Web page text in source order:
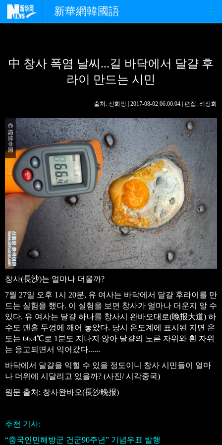
新華網韓國語
경제 사회 포토
핫 TV
생생 중국어
中 창사 폭염 날씨...길 바닥에서 달걀 후
라이 만드는 시민
출처: 신화망 | 2017-08-02 06:00:04 | 편집: 리상화
창사(長沙)는 얼마나 더울까?
7월 27일 오후 1시 20분, 유 여사는 바닥에서 달걀 후라이를 만
드는 실험을 했다. 이 실험을 보면 창사가 얼마나 더운지 알 수
있다. 유 여사는 달걀 하나를 창사시 완바오대로(晚报大道) 하
수도 맨홀 두껑에 깨어 놓았다. 당시 온도계에 표시된 지면 온
도는 66.4℃로 1분도 지나지 않아 달걀의 노른 자위와 흰 자위
는 응고되면서 익어갔다......
바닥에서 달걀을 익힐 수 있을 정도이니 창사 시민들이 얼마
나 더위에 시달리고 있을까? (사진/ 시각중국)
원문 출처: 창사완바오(長沙晚报)
추천 기사:
“중국인민해방군 건군90주년” 기념우표 발행